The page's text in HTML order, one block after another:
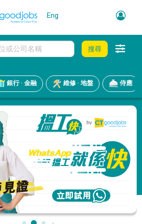
Eng
搜尋
銀行 · 金融 維修 · 地盤 侍應